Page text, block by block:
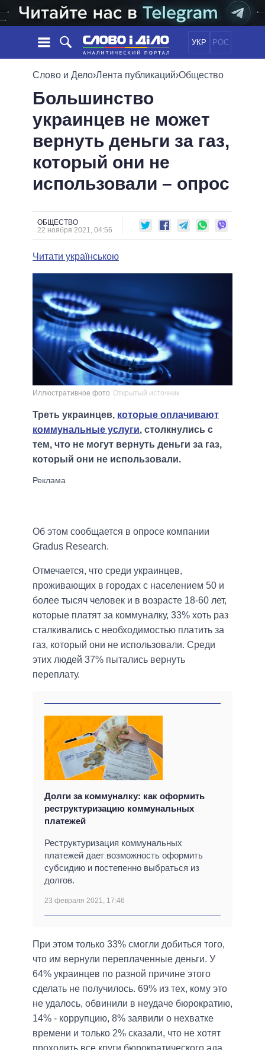
УКР РОС
НОВОСТИ
ЛЕНТА
СОБЫТИЯ
СТАТЬИ
МНЕНИЯ
ОБЗОРЫ
ДАЙДЖЕСТЫ
ПОЛИТИКА
ЭКОНОМИКА
ОБЩЕСТВО
ОБЕЩАНИЯ
ПОЛИТИКИ
ВСЕ ПОЛИТИКИ
ПРЕЗИДЕНТ И ОФИС
ВЕРХОВНАЯ РАДА
ГЛАВЫ ОБЛАДМИНИСТРАЦИЙ
МЭРЫ
ВСЕ ПЕРСОНЫ
ИНФОГРАФИКА
ВИДЕО
СРАВНЕНИЕ ПОЛИТИКОВ
Слово и Дело›Лента публикаций›Общество
Большинство
украинцев не может
вернуть деньги за газ,
который они не
использовали – опрос
ОБЩЕСТВО
22 ноября 2021, 04:56
Читати українською
Иллюстративное фото Открытый источник
Треть украинцев, которые оплачивают
коммунальные услуги, столкнулись с
тем, что не могут вернуть деньги за газ,
который они не использовали.
Об этом сообщается в опросе компании
Gradus Research.
Отмечается, что среди украинцев,
проживающих в городах с населением 50 и
более тысяч человек и в возрасте 18-60 лет,
которые платят за коммуналку, 33% хоть раз
сталкивались с необходимостью платить за
газ, который они не использовали. Среди
этих людей 37% пытались вернуть
переплату.
Долги за коммуналку: как оформить
реструктуризацию коммунальных
платежей
Реструктуризация коммунальных
платежей дает возможность оформить
субсидию и постепенно выбраться из
долгов.
23 февраля 2021, 17:46
При этом только 33% смогли добиться того,
что им вернули переплаченные деньги. У
64% украинцев по разной причине этого
сделать не получилось. 69% из тех, кому это
не удалось, обвинили в неудаче бюрократию,
14% - коррупцию, 8% заявили о нехватке
времени и только 2% сказали, что не хотят